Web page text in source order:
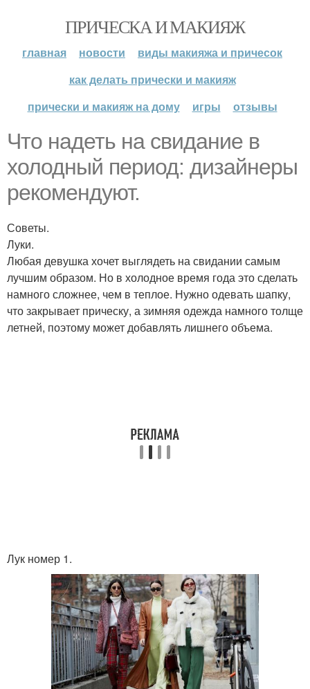
ПРИЧЕСКА И МАКИЯЖ
главная новости
виды макияжа и причесок
как делать прически и макияж
прически и макияж на дому
игры отзывы
Что надеть на свидание в
холодный период: дизайнеры
рекомендуют.
Советы.
Луки.
Любая девушка хочет выглядеть на свидании самым
лучшим образом. Но в холодное время года это сделать
намного сложнее, чем в теплое. Нужно одевать шапку,
что закрывает прическу, а зимняя одежда намного толще
летней, поэтому может добавлять лишнего объема.
Лук номер 1.